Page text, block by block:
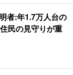
者:年1.7万人台の
民の見守りが重